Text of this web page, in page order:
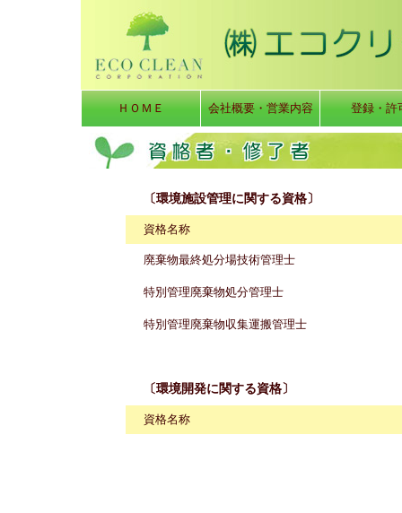
ＨＯＭＥ 会社概要・営業内容 登録・許
〔環境施設管理に関する資格〕
資格名称
廃棄物最終処分場技術管理士
特別管理廃棄物処分管理士
特別管理廃棄物収集運搬管理士
〔環境開発に関する資格〕
資格名称